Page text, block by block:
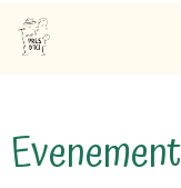
Evenement